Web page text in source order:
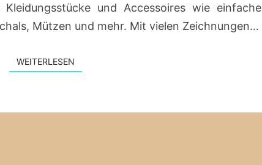
und Accessoires wie einfache
Mützen und mehr. Mit vielen Zeichnungen…
WEITERLESEN